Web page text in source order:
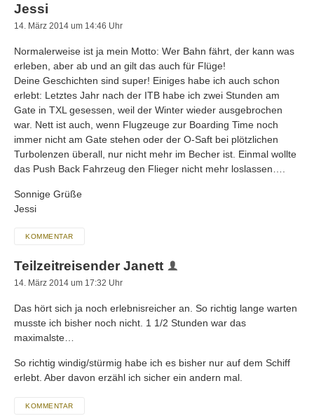
Jessi
14. März 2014 um 14:46 Uhr
Normalerweise ist ja mein Motto: Wer Bahn fährt, der kann was
erleben, aber ab und an gilt das auch für Flüge!
Deine Geschichten sind super! Einiges habe ich auch schon
erlebt: Letztes Jahr nach der ITB habe ich zwei Stunden am
Gate in TXL gesessen, weil der Winter wieder ausgebrochen
war. Nett ist auch, wenn Flugzeuge zur Boarding Time noch
immer nicht am Gate stehen oder der O-Saft bei plötzlichen
Turbolenzen überall, nur nicht mehr im Becher ist. Einmal wollte
das Push Back Fahrzeug den Flieger nicht mehr loslassen….
Sonnige Grüße
Jessi
KOMMENTAR
Teilzeitreisender Janett
14. März 2014 um 17:32 Uhr
Das hört sich ja noch erlebnisreicher an. So richtig lange warten
musste ich bisher noch nicht. 1 1/2 Stunden war das
maximalste…
So richtig windig/stürmig habe ich es bisher nur auf dem Schiff
erlebt. Aber davon erzähl ich sicher ein andern mal.
KOMMENTAR